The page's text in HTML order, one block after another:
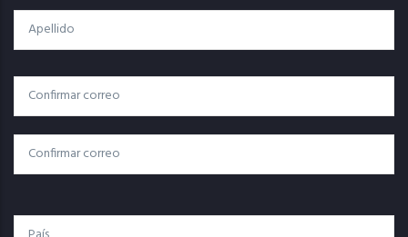
Apellido
Correo
Electrónico
Correo Electrónico
Confirmar Correo
País